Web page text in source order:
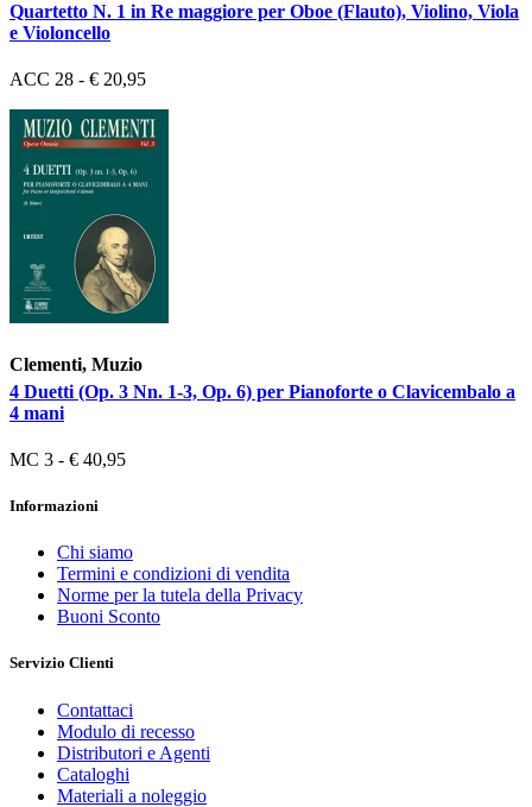
Quartetto N. 1 in Re maggiore per Oboe (Flauto), Violino, Viola
e Violoncello
ACC 28 - € 20,95
Clementi, Muzio
4 Duetti (Op. 3 Nn. 1-3, Op. 6) per Pianoforte o Clavicembalo a
4 mani
MC 3 - € 40,95
Informazioni
Chi siamo
Termini e condizioni di vendita
Norme per la tutela della Privacy
Buoni Sconto
Servizio Clienti
Contattaci
Modulo di recesso
Distributori e Agenti
Cataloghi
Materiali a noleggio